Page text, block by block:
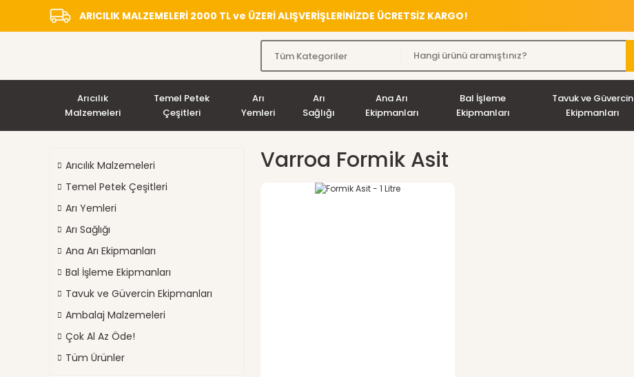
ARICILIK MALZEMELERİ 2000 TL ve ÜZERİ ALIŞVERİŞLERİNİZDE ÜCRETSİZ KARGO!
Arıcılık
Malzemeleri
Temel Petek
Çeşitleri
Arı
Yemleri
Arı
Sağlığı
Ana Arı
Ekipmanları
Bal İşleme
Ekipmanları
Tavuk ve Güvercin
Ekipmanları
Arıcılık Malzemeleri
Temel Petek Çeşitleri
Arı Yemleri
Arı Sağlığı
Ana Arı Ekipmanları
Bal İşleme Ekipmanları
Tavuk ve Güvercin Ekipmanları
Ambalaj Malzemeleri
Çok Al Az Öde!
Tüm Ürünler
Varroa Formik Asit